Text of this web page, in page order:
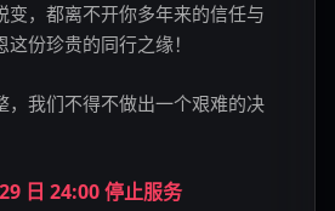
变，都离不开你多年来的信任与
份珍贵的同行之缘！
，我们不得不做出一个艰难的决
日 24:00 停止服务